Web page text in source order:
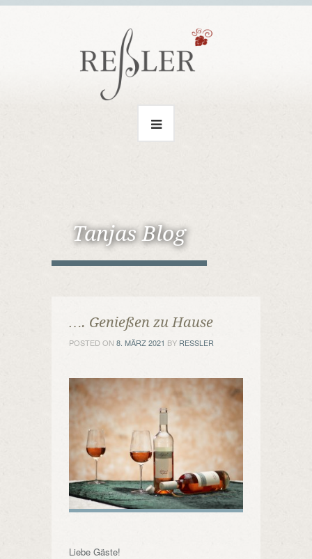
Tanjas Blog
…. Genießen zu Hause
POSTED ON 8. MÄRZ 2021 BY RESSLER
Liebe Gäste!